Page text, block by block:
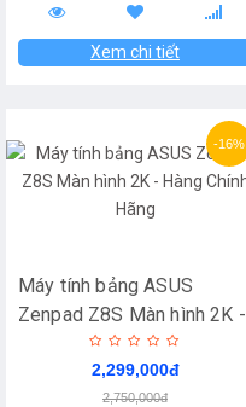
Xem chi tiết
-16%
Máy tính bảng ASUS
Zenpad Z8S Màn hình 2K -
Hàng Chính Hãng
2,299,000đ
2,750,000đ